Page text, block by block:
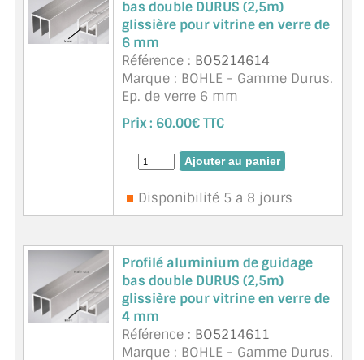
bas double DURUS (2,5m)
glissière pour vitrine en verre de
6 mm
Référence : BO5214614
Marque : BOHLE - Gamme Durus.
Ep. de verre 6 mm
Adapté à des verres petits et
légers
Unité de vente 2,5 m ou. 5m sur
demande
Prix : 60.00€ TTC
Disponibilité 5 a 8 jours
Profilé aluminium de guidage
bas double DURUS (2,5m)
glissière pour vitrine en verre de
4 mm
Référence : BO5214611
Marque : BOHLE - Gamme Durus.